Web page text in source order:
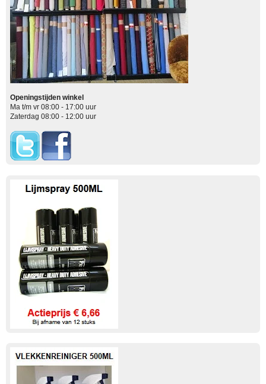
Openingstijden winkel
Ma t/m vr 08:00 - 17:00 uur
Zaterdag 08:00 - 12:00 uur